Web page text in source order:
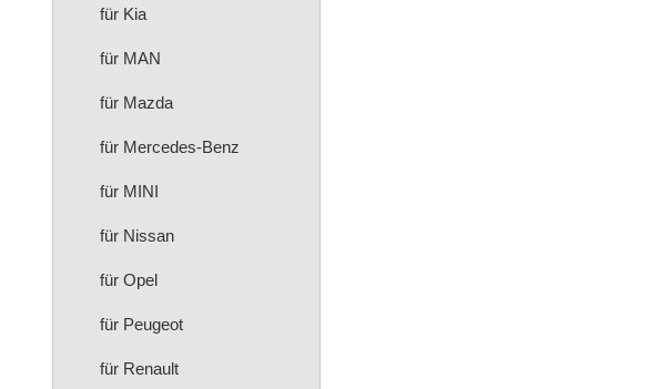
für Kia
für MAN
für Mazda
für Mercedes-Benz
für MINI
für Nissan
für Opel
für Peugeot
für Renault